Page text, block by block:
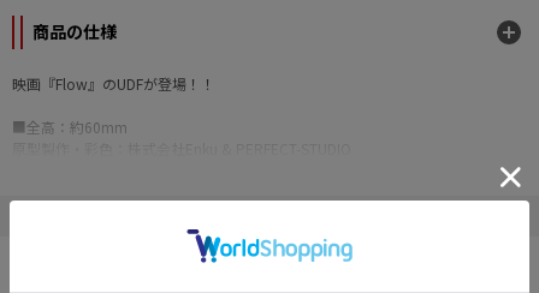
商品の仕様
映画『Flow』のUDFが登場！！
■全高：約60mm
FLOW (TM.) © 2024 Dream Well Studio, Sacrebleu Productions, Take Five. All